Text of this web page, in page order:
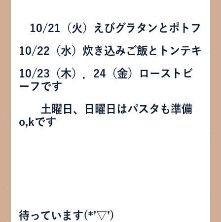
10/21（火）えびグラタンとポトフ
10/22（水）炊き込みご飯とトンテキ
10/23（木）．24（金）ローストビ
ーフです
土曜日、日曜日はパスタも準備
o,kです
待っています(*’▽’)